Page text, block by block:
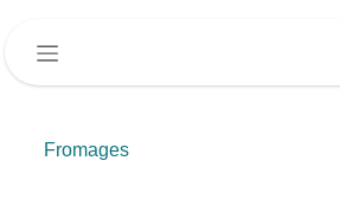
Fromages